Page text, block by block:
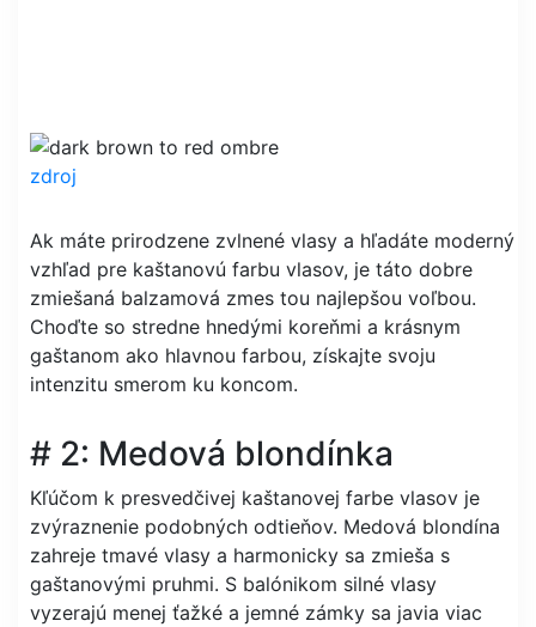
zdroj
Ak máte prirodzene zvlnené vlasy a hľadáte moderný
vzhľad pre kaštanovú farbu vlasov, je táto dobre
zmiešaná balzamová zmes tou najlepšou voľbou.
Choďte so stredne hnedými koreňmi a krásnym
gaštanom ako hlavnou farbou, získajte svoju
intenzitu smerom ku koncom.
# 2: Medová blondínka
Kľúčom k presvedčivej kaštanovej farbe vlasov je
zvýraznenie podobných odtieňov. Medová blondína
zahreje tmavé vlasy a harmonicky sa zmieša s
gaštanovými pruhmi. S balónikom silné vlasy
vyzerajú menej ťažké a jemné zámky sa javia viac